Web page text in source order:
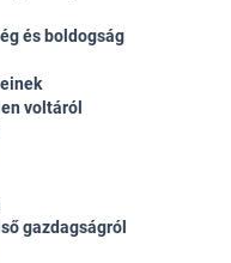
és boldogság
voltáról
gazdagságról